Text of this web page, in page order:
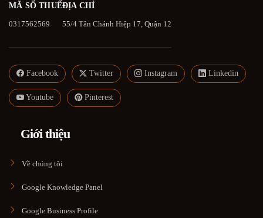
MÃ SỐ THUẾ
0317562569
ĐỊA CHỈ
55/4 Tân Chánh Hiệp 17, Quận 12
Facebook Twitter Instagram Linkedin
Youtube Pinterest
Giới thiệu
Về chúng tôi
Google Knowledge Panel
Google Business Profile